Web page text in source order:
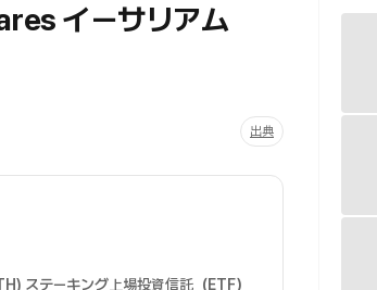
イーサリアム
出典
ステーキング上場投資信託（ETF）